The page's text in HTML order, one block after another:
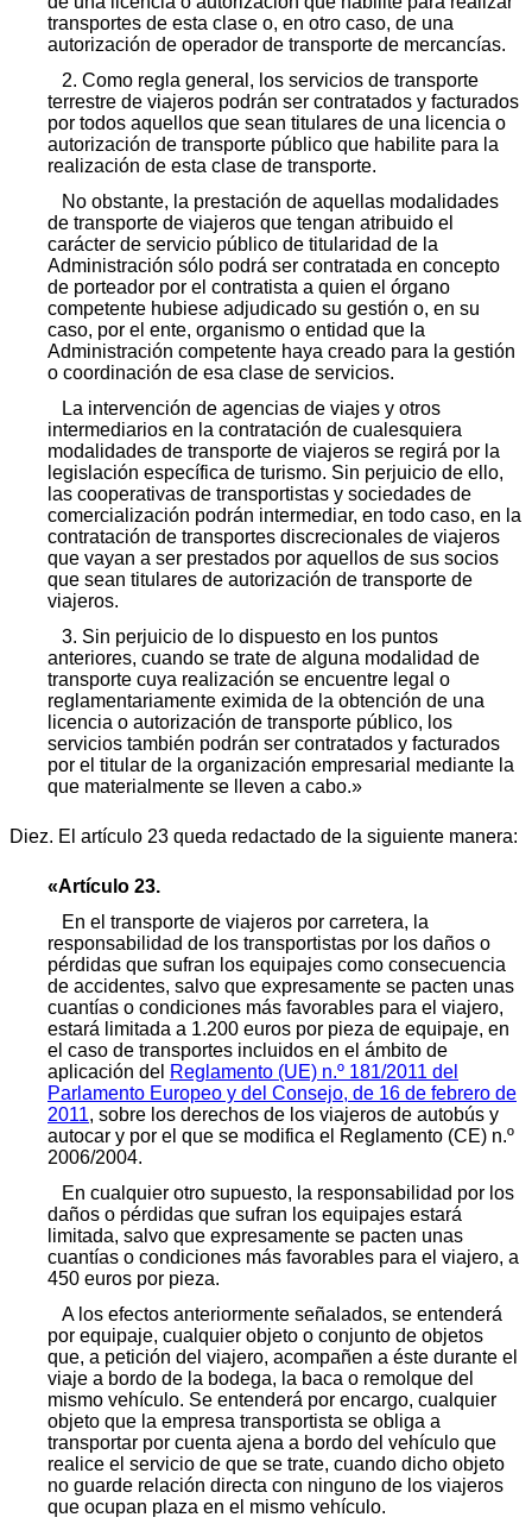
transportes de esta clase o, en otro caso, de una
autorización de operador de transporte de mercancías.
2. Como regla general, los servicios de transporte
terrestre de viajeros podrán ser contratados y facturados
por todos aquellos que sean titulares de una licencia o
autorización de transporte público que habilite para la
realización de esta clase de transporte.
No obstante, la prestación de aquellas modalidades
de transporte de viajeros que tengan atribuido el
carácter de servicio público de titularidad de la
Administración sólo podrá ser contratada en concepto
de porteador por el contratista a quien el órgano
competente hubiese adjudicado su gestión o, en su
caso, por el ente, organismo o entidad que la
Administración competente haya creado para la gestión
o coordinación de esa clase de servicios.
La intervención de agencias de viajes y otros
intermediarios en la contratación de cualesquiera
modalidades de transporte de viajeros se regirá por la
legislación específica de turismo. Sin perjuicio de ello,
las cooperativas de transportistas y sociedades de
comercialización podrán intermediar, en todo caso, en la
contratación de transportes discrecionales de viajeros
que vayan a ser prestados por aquellos de sus socios
que sean titulares de autorización de transporte de
viajeros.
3. Sin perjuicio de lo dispuesto en los puntos
anteriores, cuando se trate de alguna modalidad de
transporte cuya realización se encuentre legal o
reglamentariamente eximida de la obtención de una
licencia o autorización de transporte público, los
servicios también podrán ser contratados y facturados
por el titular de la organización empresarial mediante la
que materialmente se lleven a cabo.»
Diez. El artículo 23 queda redactado de la siguiente manera:
«Artículo 23.
En el transporte de viajeros por carretera, la
responsabilidad de los transportistas por los daños o
pérdidas que sufran los equipajes como consecuencia
de accidentes, salvo que expresamente se pacten unas
cuantías o condiciones más favorables para el viajero,
estará limitada a 1.200 euros por pieza de equipaje, en
el caso de transportes incluidos en el ámbito de
aplicación del Reglamento (UE) n.º 181/2011 del
Parlamento Europeo y del Consejo, de 16 de febrero de
2011, sobre los derechos de los viajeros de autobús y
autocar y por el que se modifica el Reglamento (CE) n.º
2006/2004.
En cualquier otro supuesto, la responsabilidad por los
daños o pérdidas que sufran los equipajes estará
limitada, salvo que expresamente se pacten unas
cuantías o condiciones más favorables para el viajero, a
450 euros por pieza.
A los efectos anteriormente señalados, se entenderá
por equipaje, cualquier objeto o conjunto de objetos
que, a petición del viajero, acompañen a éste durante el
viaje a bordo de la bodega, la baca o remolque del
mismo vehículo. Se entenderá por encargo, cualquier
objeto que la empresa transportista se obliga a
transportar por cuenta ajena a bordo del vehículo que
realice el servicio de que se trate, cuando dicho objeto
no guarde relación directa con ninguno de los viajeros
que ocupan plaza en el mismo vehículo.